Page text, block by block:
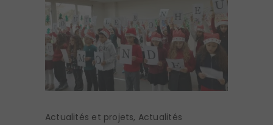
Actualités et projets, Actualités